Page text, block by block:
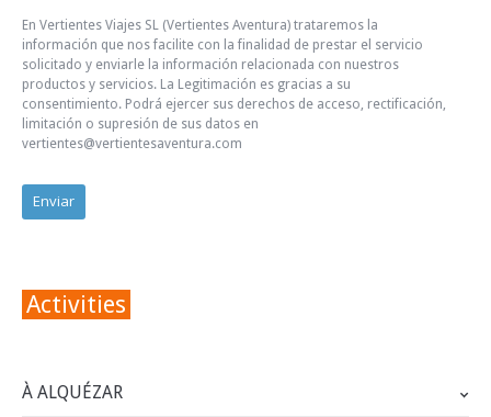
En Vertientes Viajes SL (Vertientes Aventura) trataremos la
información que nos facilite con la finalidad de prestar el servicio
solicitado y enviarle la información relacionada con nuestros
productos y servicios. La Legitimación es gracias a su
consentimiento. Podrá ejercer sus derechos de acceso, rectificación,
limitación o supresión de sus datos en
vertientes@vertientesaventura.com
Activities
À ALQUÉZAR